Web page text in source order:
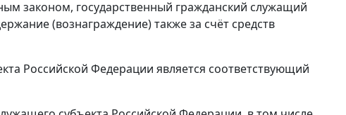
законом, государственный гражданский служащий
(вознаграждение) также за счёт средств
Российской Федерации является соответствующий